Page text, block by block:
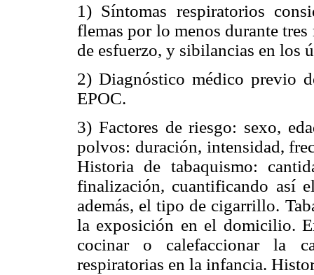
1) Síntomas respiratorios
flemas por lo menos durante
de esfuerzo, y sibilancias en los
2) Diagnóstico médico previo
EPOC.
3) Factores de riesgo: sexo,
polvos: duración, intensidad,
Historia de tabaquismo:
finalización, cuantificando así
además, el tipo de cigarrillo.
la exposición en el domicilio.
cocinar o calefaccionar la
respiratorias en la infancia.